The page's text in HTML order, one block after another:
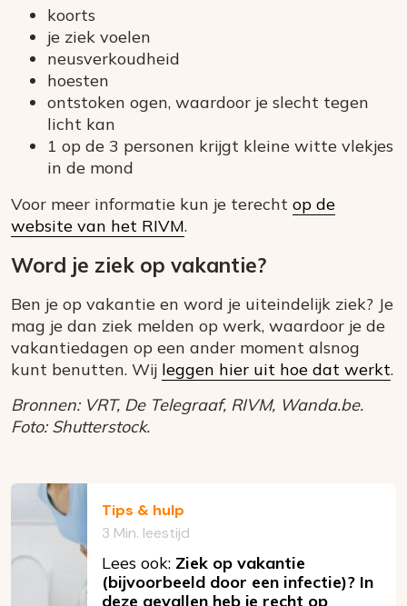
koorts
je ziek voelen
neusverkoudheid
hoesten
ontstoken ogen, waardoor je slecht tegen
licht kan
1 op de 3 personen krijgt kleine witte vlekjes
in de mond
Voor meer informatie kun je terecht op de
website van het RIVM.
Word je ziek op vakantie?
Ben je op vakantie en word je uiteindelijk ziek? Je
mag je dan ziek melden op werk, waardoor je de
vakantiedagen op een ander moment alsnog
kunt benutten. Wij leggen hier uit hoe dat werkt.
Bronnen: VRT, De Telegraaf, RIVM, Wanda.be.
Foto: Shutterstock.
Tips & hulp
3 Min. leestijd
Lees ook: Ziek op vakantie
(bijvoorbeeld door een infectie)? In
deze gevallen heb je recht op